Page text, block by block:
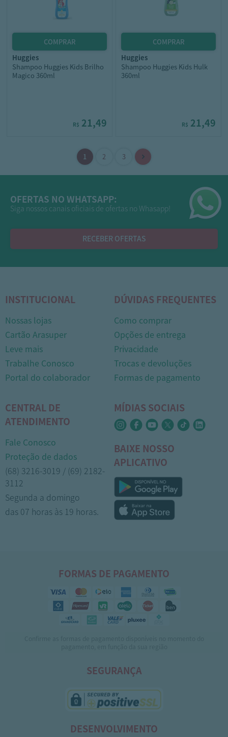
huggies
Shampoo Huggies Kids Brilho
Magico 360ml
R$ 21,49
huggies
Shampoo Huggies Kids Hulk
360ml
R$ 21,49
OFERTAS NO WHATSAPP:
Siga nossos canais oficiais de ofertas no Whasapp!
RECEBER OFERTAS
INSTITUCIONAL
Nossas lojas
Cartão Arasuper
Leve mais
Trabalhe Conosco
Portal do colaborador
DÚVIDAS FREQUENTES
Como comprar
Opções de entrega
Privacidade
Trocas e devoluções
Formas de pagamento
CENTRAL DE
ATENDIMENTO
Fale Conosco
Proteção de dados
(68) 3216-3019 / (69) 2182-
3112
Segunda a domingo
das 07 horas às 19 horas.
MÍDIAS SOCIAIS
BAIXE NOSSO
APLICATIVO
FORMAS DE PAGAMENTO
SEGURANÇA
DESENVOLVIMENTO